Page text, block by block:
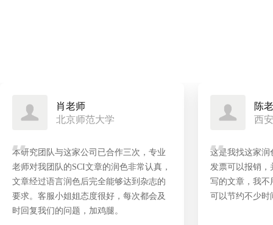
陈老师
西安电子科技大学
这是我找这家润色的第三篇文章，有正规
发票可以报销，并且服务也好。每次学生
写的文章，我不用花太多心思在英文上，
可以节约不少时间。
刘
中
本课题组第一次
色工作细致、周
按照专家润色后
需要还是找它！